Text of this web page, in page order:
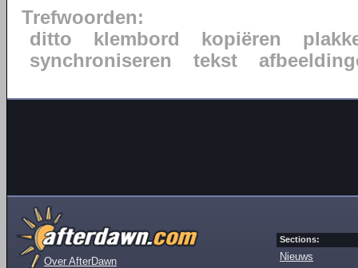
Trefwoorden:
ditto
klembord kopiëren
synchroniseren
tekst
Over AfterDawn
Sections:
Nieuws